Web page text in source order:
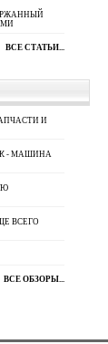
ВСЕ СТАТЬИ...
И
- МАШИНА
ВСЕГО
ВСЕ ОБЗОРЫ...